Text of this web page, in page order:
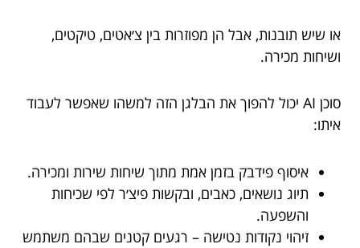
או שיש תובנות, אבל הן מפוזרות בין צ׳אטים, טיקטים,
ושיחות מכירה.
סוכן AI יכול להפוך את הבלגן הזה למשהו שאפשר לעבוד
איתו:
איסוף פידבק בזמן אמת מתוך שיחות שירות ומכירה.
תיוג נושאים, כאבים, ובקשות פיצ׳ר לפי שכיחות
והשפעה.
זיהוי נקודות נטישה – רגעים קטנים שבהם משתמש